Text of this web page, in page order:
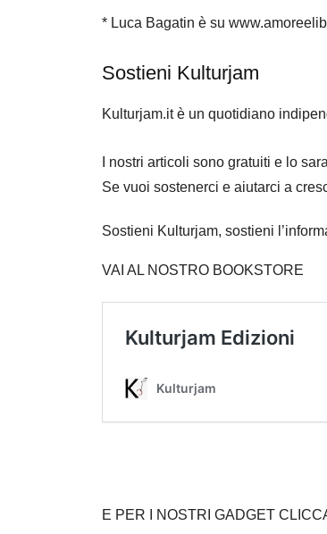
* Luca Bagatin è su
Sostieni Kulturjam
Kulturjam.it è un quotidiano
I nostri articoli sono gratuiti e lo
Se vuoi sostenerci e aiutarci a
Sostieni Kulturjam, sostieni
VAI AL NOSTRO BOOKSTORE
E PER I NOSTRI GADGET